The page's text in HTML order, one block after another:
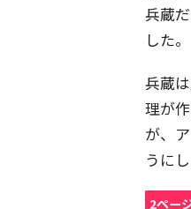
兵蔵
した。
兵蔵
理が
が、
うにし
2ペー